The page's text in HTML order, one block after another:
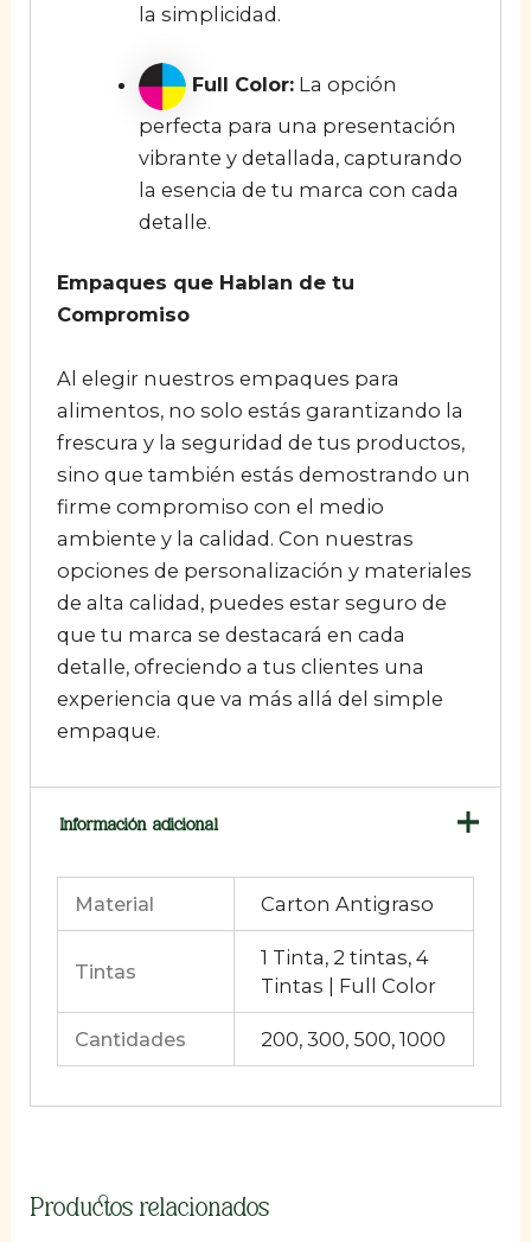
la simplicidad.
Full Color:La opción
perfecta para una presentación
vibrante y detallada, capturando
la esencia de tu marca con cada
detalle.
Empaques que Hablan de tu
Compromiso
Al elegir nuestros empaques para
alimentos, no solo estás garantizando la
frescura y la seguridad de tus productos,
sino que también estás demostrando un
firme compromiso con el medio
ambiente y la calidad. Con nuestras
opciones de personalización y materiales
de alta calidad, puedes estar seguro de
que tu marca se destacará en cada
detalle, ofreciendo a tus clientes una
experiencia que va más allá del simple
empaque.
Información adicional
Material Carton Antigraso
Tintas
1 Tinta, 2 tintas, 4
Tintas | Full Color
Cantidades 200, 300, 500, 1000
Productos relacionados